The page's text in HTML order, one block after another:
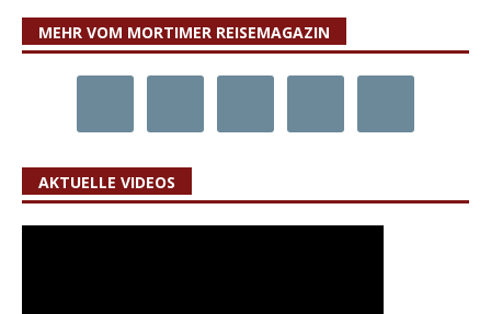
MEHR VOM MORTIMER REISEMAGAZIN
AKTUELLE VIDEOS